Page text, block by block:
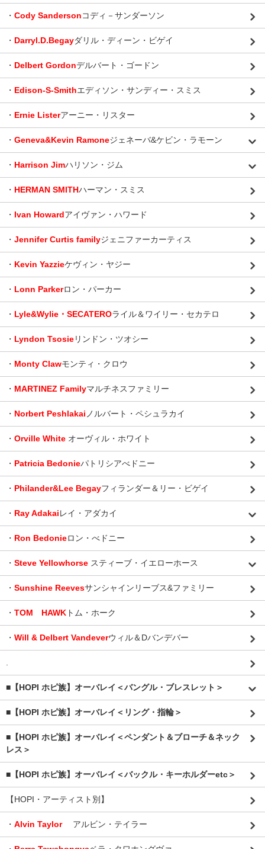
・ Cody Sandersonコディ－サンダーソン
・ Darryl.D.Begayダリル・ディーン・ビゲイ
・ Delbert Gordonデルバート・ゴードン
・ Edison-S-Smithエディソン・サンディー・スミス
・ Ernie Listerアーニー・リスター
・ Geneva&Kevin Ramoneジェネーバ&ケビン・ラモーン
・ Harrison Jimハリソン・ジム
・ HERMAN SMITHハーマン・スミス
・ Ivan Howardアイヴァン・ハワード
・ Jennifer Curtis familyジェニファーカーティス
・ Kevin Yazzieケヴィン・ヤジー
・ Lonn Parkerロン・パーカー
・ Lyle&Wylie・SECATEROライル＆ワイリー・セカテロ
・ Lyndon Tsosieリンドン・ツオシー
・ Monty Clawモンティ・クロウ
・ MARTINEZ Familyマルチネスファミリー
・ Norbert Peshlakai ノルバート・ペシュラカイ
・ Orville White オーヴィル・ホワイト
・ Patricia Bedonieパトリシアべドニー
・ Philander&Lee Begayフィランダー＆リー・ビゲイ
・ Ray Adakaiレイ・アダカイ
・ Ron Bedonieロン・べドニー
・ Steve Yellowhorse スティーブ・イエローホース
・ Sunshine Reevesサンシャインリーブス&ファミリー
・ TOM HAWK トム・ホーク
・ Will & Delbert Vandeverウィル＆Dバンデバー
.
■【HOPI ホピ族】オーバレイ＜バングル・ブレスレット＞
■【HOPI ホピ族】オーバレイ＜リング・指輪＞
■【HOPI ホピ族】オーバレイ＜ペンダント＆ブローチ＆ネック
レス＞
■【HOPI ホピ族】オーバレイ＜バックル・キーホルダーetc＞
【HOPI・アーティスト別】
・ Alvin Taylor アルビン・テイラー